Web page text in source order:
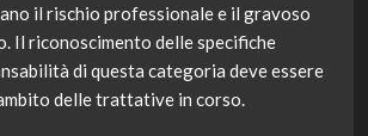
il rischio professionale e il gravoso
Il riconoscimento delle specifiche
di questa categoria deve essere
delle trattative in corso.